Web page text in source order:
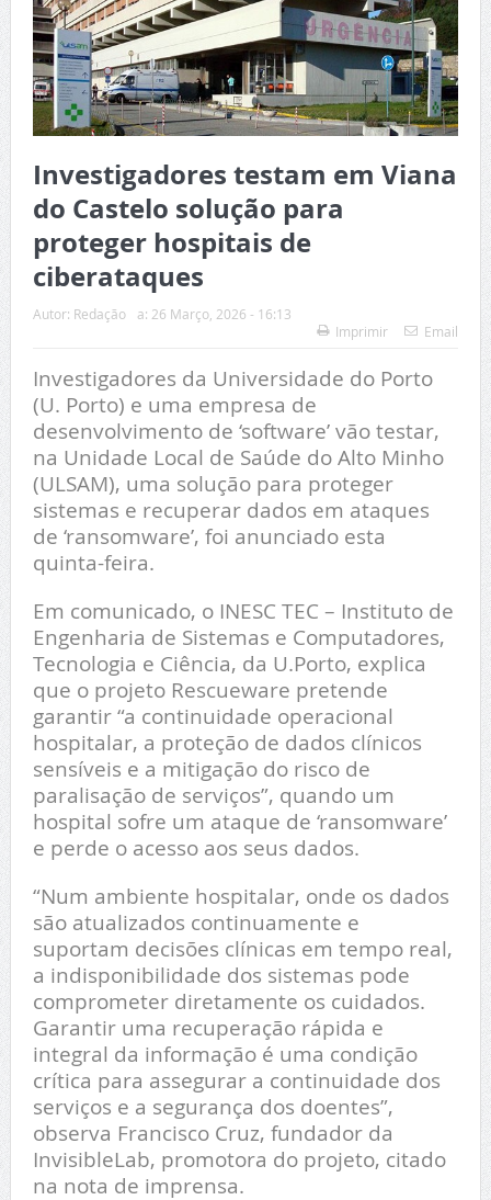
Investigadores testam em Viana
do Castelo solução para
proteger hospitais de
ciberataques
Autor: Redação a: 26 Março, 2026 - 16:13
Imprimir
Email
Investigadores da Universidade do Porto
(U. Porto) e uma empresa de
desenvolvimento de ‘software’ vão testar,
na Unidade Local de Saúde do Alto Minho
(ULSAM), uma solução para proteger
sistemas e recuperar dados em ataques
de ‘ransomware’, foi anunciado esta
quinta-feira.
Em comunicado, o INESC TEC – Instituto de
Engenharia de Sistemas e Computadores,
Tecnologia e Ciência, da U.Porto, explica
que o projeto Rescueware pretende
garantir “a continuidade operacional
hospitalar, a proteção de dados clínicos
sensíveis e a mitigação do risco de
paralisação de serviços”, quando um
hospital sofre um ataque de ‘ransomware’
e perde o acesso aos seus dados.
“Num ambiente hospitalar, onde os dados
são atualizados continuamente e
suportam decisões clínicas em tempo real,
a indisponibilidade dos sistemas pode
comprometer diretamente os cuidados.
Garantir uma recuperação rápida e
integral da informação é uma condição
crítica para assegurar a continuidade dos
serviços e a segurança dos doentes”,
observa Francisco Cruz, fundador da
InvisibleLab, promotora do projeto, citado
na nota de imprensa.